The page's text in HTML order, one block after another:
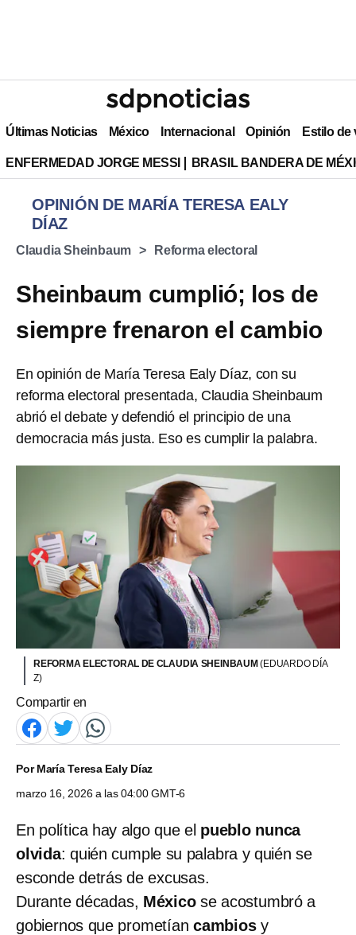
Últimas Noticias México Internacional Opinión Estilo de
ENFERMEDAD JORGE MESSI BRASIL BANDERA DE
OPINIÓN DE MARÍA TERESA EALY
DÍAZ
Claudia Sheinbaum Reforma electoral
Sheinbaum cumplió; los de
siempre frenaron el cambio
En opinión de María Teresa Ealy Díaz, con su
reforma electoral presentada, Claudia Sheinbaum
abrió el debate y defendió el principio de una
democracia más justa. Eso es cumplir la palabra.
REFORMA ELECTORAL DE CLAUDIA SHEINBAUM(EDUARDO DÍA
Z)
Compartir en
PorMaría Teresa Ealy Díaz
marzo 16, 2026 a las 04:00 GMT-6
En política hay algo que el pueblo nunca
olvida: quién cumple su palabra y quién se
esconde detrás de excusas.
Durante décadas, Méxicose acostumbró a
gobiernos que prometíancambiosy